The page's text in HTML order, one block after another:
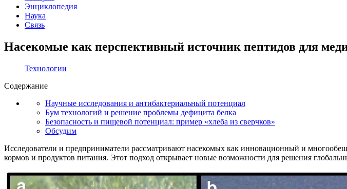
Энциклопедия
Наука
Связь
Насекомые как перспективный источник пептидов для
Технологии
Содержание
Научные исследования и антибактериальный потенциал
Бум технологий и решение проблемы дефицита белка
Безопасность и пищевой потенциал: пример «хлеба из сверчков»
Обсудим
Исследователи и предприниматели рассматривают насекомых как инновационный и
кормов и продуктов питания. Этот подход открывает новые возможности для решения